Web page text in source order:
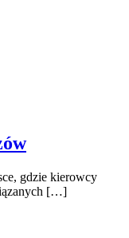
gdzie kierowcy
[…]